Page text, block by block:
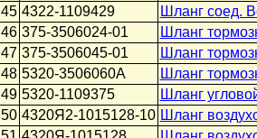
45 4322-1109429
Шланг соед.
46 375-3506024-01
Шланг
47 375-3506045-01
Шланг
48 5320-3506060А
Шланг
49 5320-1109375
Шланг
50 4320Я2-1015128-10 Шланг